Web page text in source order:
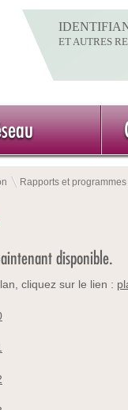
ET AUTRES
Rapports et
disponible.
cliquez sur le lien :